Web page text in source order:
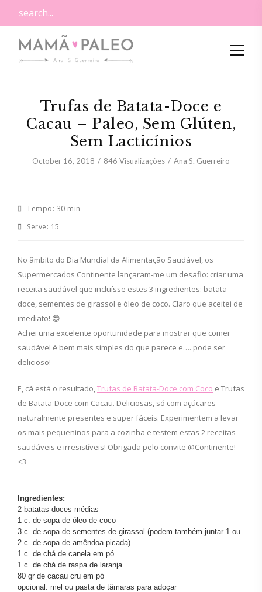
Trufas de Batata-Doce e
Cacau – Paleo, Sem Glúten,
Sem Lacticínios
October 16, 2018 846 Visualizações Ana S. Guerreiro
Tempo: 30 min
Serve: 15
No âmbito do Dia Mundial da Alimentação Saudável, os
Supermercados Continente lançaram-me um desafio: criar uma
receita saudável que incluísse estes 3 ingredientes: batata-
doce, sementes de girassol e óleo de coco. Claro que aceitei de
imediato! 😍
Achei uma excelente oportunidade para mostrar que comer
saudável é bem mais simples do que parece e…. pode ser
delicioso!
E, cá está o resultado,Trufas de Batata-Doce com Coco e Trufas
de Batata-Doce com Cacau. Deliciosas, só com açúcares
naturalmente presentes e super fáceis. Experimentem a levar
os mais pequeninos para a cozinha e testem estas 2 receitas
saudáveis e irresistíveis! Obrigada pelo convite @Continente!
<3
Ingredientes:
2 batatas-doces médias
1 c. de sopa de óleo de coco
3 c. de sopa de sementes de girassol (podem também juntar 1 ou
2 c. de sopa de amêndoa picada)
1 c. de chá de canela em pó
1 c. de chá de raspa de laranja
80 gr de cacau cru em pó
opcional: mel ou pasta de tâmaras para adoçar